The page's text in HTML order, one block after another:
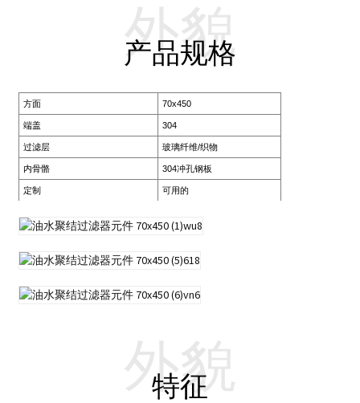
产品规格
外貌
方面 70x450
端盖 304
过滤层 玻璃纤维/织物
内骨骼 304冲孔钢板
定制 可用的
特征
外貌